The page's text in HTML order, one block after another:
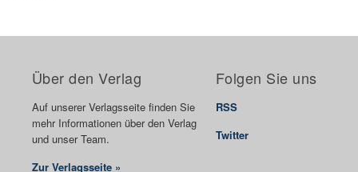
Über den Verlag
Auf unserer Verlagsseite finden Sie
mehr Informationen über den Verlag
und unser Team.
Zur Verlagsseite »
Folgen Sie uns
RSS
Twitter